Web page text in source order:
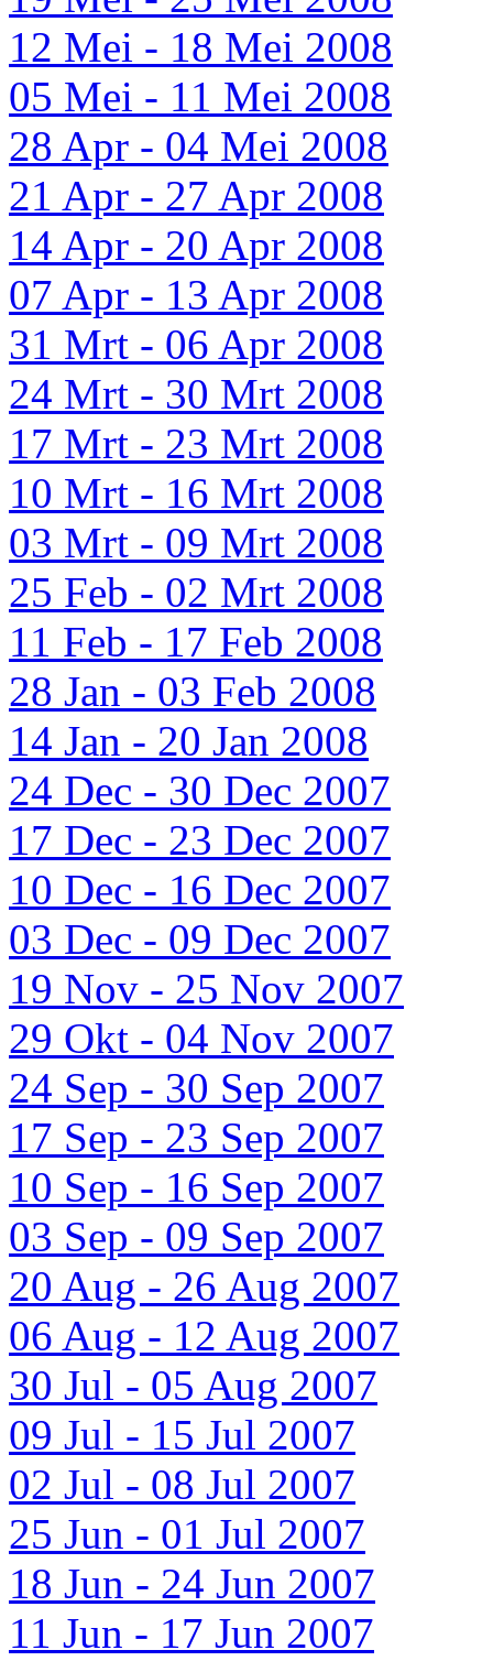
12 Mei - 18 Mei 2008
05 Mei - 11 Mei 2008
28 Apr - 04 Mei 2008
21 Apr - 27 Apr 2008
14 Apr - 20 Apr 2008
07 Apr - 13 Apr 2008
31 Mrt - 06 Apr 2008
24 Mrt - 30 Mrt 2008
17 Mrt - 23 Mrt 2008
10 Mrt - 16 Mrt 2008
03 Mrt - 09 Mrt 2008
25 Feb - 02 Mrt 2008
11 Feb - 17 Feb 2008
28 Jan - 03 Feb 2008
14 Jan - 20 Jan 2008
24 Dec - 30 Dec 2007
17 Dec - 23 Dec 2007
10 Dec - 16 Dec 2007
03 Dec - 09 Dec 2007
19 Nov - 25 Nov 2007
29 Okt - 04 Nov 2007
24 Sep - 30 Sep 2007
17 Sep - 23 Sep 2007
10 Sep - 16 Sep 2007
03 Sep - 09 Sep 2007
20 Aug - 26 Aug 2007
06 Aug - 12 Aug 2007
30 Jul - 05 Aug 2007
09 Jul - 15 Jul 2007
02 Jul - 08 Jul 2007
25 Jun - 01 Jul 2007
18 Jun - 24 Jun 2007
11 Jun - 17 Jun 2007